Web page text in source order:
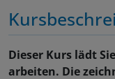
Dieser Kurs lädt
arbeiten. Die